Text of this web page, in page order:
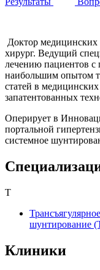
Доктор медицинских
хирург. Ведущий
лечению пациентов с
наибольшим опытом
статей в
запатентованных
Оперирует в
портальной
системное
Т
шунтирование
Клиники